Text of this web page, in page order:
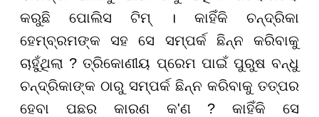
କରୁଛି ପୋଲିସ ଟିମ୍ । କାହିଁକି ଚନ୍ଦ୍ରିକା
ହେମ୍ବ୍ରମଙ୍କ ସହ ସେ ସମ୍ପର୍କ ଛିନ୍ନ କରିବାକୁ
ଚାହୁଁଥିଲା ? ତ୍ରିକୋଣୀୟ ପ୍ରେମ ପାଇଁ ପୁରୁଷ ବନ୍ଧୁ
ଚନ୍ଦ୍ରିକାଙ୍କ ଠାରୁ ସମ୍ପର୍କ ଛିନ୍ନ କରିବାକୁ ତତ୍ପର
ହେବା ପଛର କାରଣ କ'ଣ ? କାହିଁକି ସେ